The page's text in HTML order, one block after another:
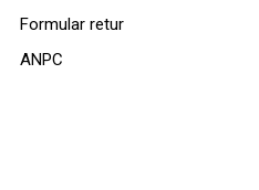
Formular retur
ANPC